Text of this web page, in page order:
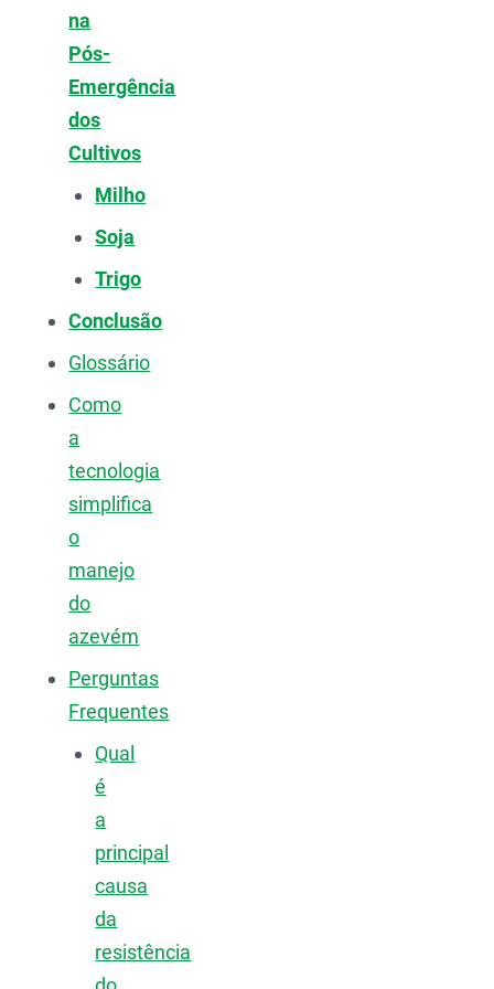
na
Pós-
Emergência
dos
Cultivos
Milho
Soja
Trigo
Conclusão
Glossário
Como
a
tecnologia
simplifica
o
manejo
do
azevém
Perguntas
Frequentes
Qual
é
a
principal
causa
da
resistência